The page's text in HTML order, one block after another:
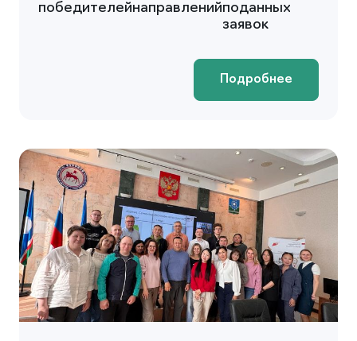
победителейнаправленийподанных
заявок
Подробнее